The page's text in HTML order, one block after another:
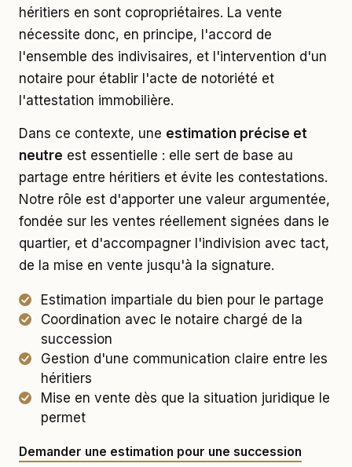
héritiers en sont copropriétaires. La vente
nécessite donc, en principe, l'accord de
l'ensemble des indivisaires, et l'intervention d'un
notaire pour établir l'acte de notoriété et
l'attestation immobilière.
Dans ce contexte, une estimation précise et
neutre est essentielle : elle sert de base au
partage entre héritiers et évite les contestations.
Notre rôle est d'apporter une valeur argumentée,
fondée sur les ventes réellement signées dans le
quartier, et d'accompagner l'indivision avec tact,
de la mise en vente jusqu'à la signature.
Estimation impartiale du bien pour le partage
Coordination avec le notaire chargé de la
succession
Gestion d'une communication claire entre les
héritiers
Mise en vente dès que la situation juridique le
permet
Demander une estimation pour une succession